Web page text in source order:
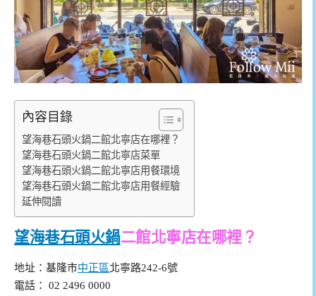
內容目錄
望海巷石頭火鍋二館北寧店在哪裡？
望海巷石頭火鍋二館北寧店菜單
望海巷石頭火鍋二館北寧店用餐環境
望海巷石頭火鍋二館北寧店用餐經驗
延伸閱讀
望海巷石頭火鍋二館北寧店在哪裡？
地址：基隆市中正區北寧路242-6號
電話： 02 2496 0000